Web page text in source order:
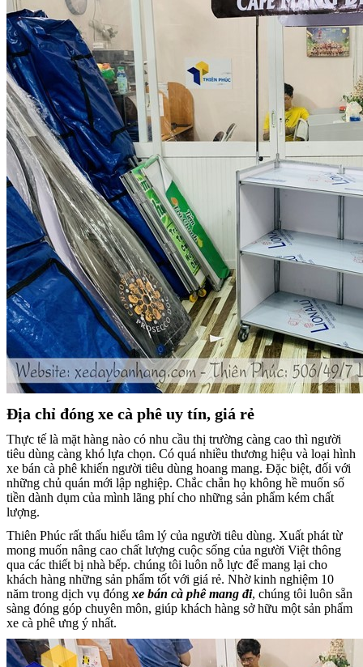
Địa chỉ đóng xe cà phê uy tín, giá rẻ
Thực tế là mặt hàng nào có nhu cầu thị trường càng cao thì người
tiêu dùng càng khó lựa chọn. Có quá nhiều thương hiệu và loại hình
xe bán cà phê khiến người tiêu dùng hoang mang. Đặc biệt, đối với
những chủ quán mới lập nghiệp. Chắc chắn họ không hề muốn số
tiền dành dụm của mình lãng phí cho những sản phẩm kém chất
lượng.
Thiên Phúc rất thấu hiểu tâm lý của người tiêu dùng. Xuất phát từ
mong muốn nâng cao chất lượng cuộc sống của người Việt thông
qua các thiết bị nhà bếp. chúng tôi luôn nỗ lực để mang lại cho
khách hàng những sản phẩm tốt với giá rẻ. Nhờ kinh nghiệm 10
năm trong dịch vụ đóng xe bán cà phê mang đi, chúng tôi luôn sẵn
sàng đóng góp chuyên môn, giúp khách hàng sở hữu một sản phẩm
xe cà phê ưng ý nhất.